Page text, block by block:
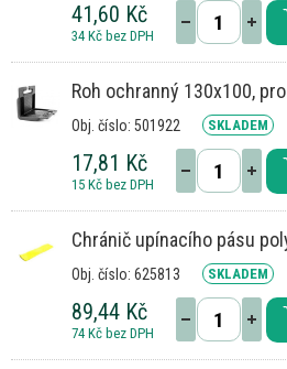
41,60 Kč
34 Kč bez DPH
Roh ochranný 130x100,
Obj. číslo: 501922 SKLADEM
17,81 Kč
15 Kč bez DPH
Chránič upínacího pásu
Obj. číslo: 625813 SKLADEM
89,44 Kč
74 Kč bez DPH